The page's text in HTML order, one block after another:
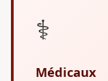
⚕️
Médicaux